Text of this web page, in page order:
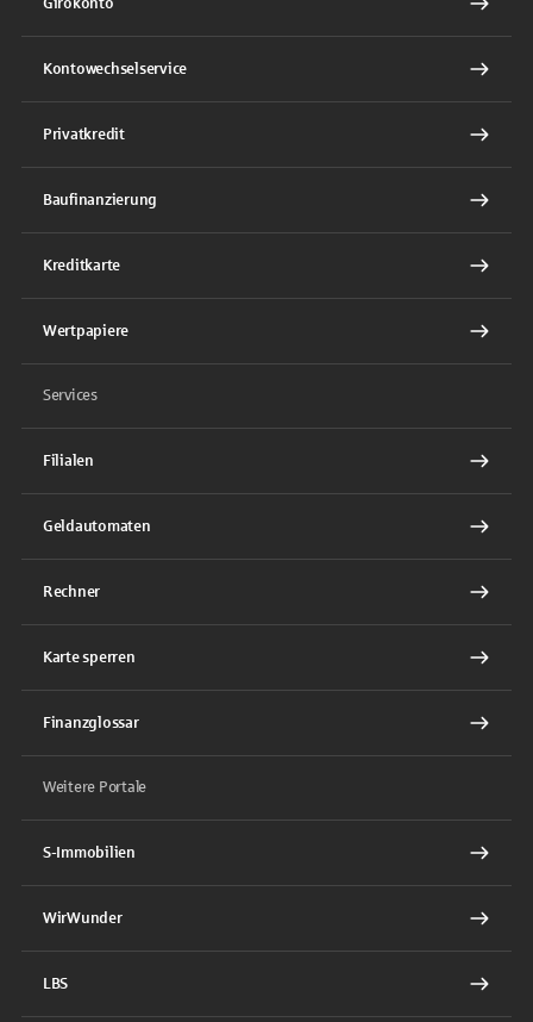
Kontowechselservice
Privatkredit
Baufinanzierung
Kreditkarte
Wertpapiere
Services
Filialen
Geldautomaten
Rechner
Karte sperren
Finanzglossar
Weitere Portale
S-Immobilien
WirWunder
LBS